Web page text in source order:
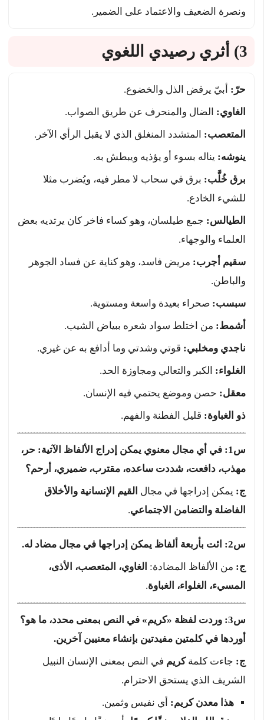
ونصرة الضعيف والاعتماد على الضمير.
3) أثري رصيدي اللغوي
حرّ: أبيّ يرفض الذل والخضوع.
الغاوي: الضال والمنحرف عن طريق الصواب.
المتعصب: المتشدد المنغلق الذي لا يقبل الرأي الآخر.
ينوشه: يناله بسوء أو يؤذيه ويبطش به.
برق خُلَّب: برق في سحاب لا مطر فيه، ويُضرب مثلا
للشيء الخادع.
الطيالس: جمع طيلسان، وهو كساء فاخر كان يرتديه بعض
العلماء والوجهاء.
سقيم أجرب: مريض فاسد، وهو كناية عن فساد الجوهر
والباطن.
سبسب: صحراء بعيدة واسعة ومستوية.
أشمط: من اختلط سواد شعره ببياض الشيب.
ناجدي ومخلبي: قوتي وشدتي وما أدافع به عن غيري.
الغلواء: الكبر والتعالي ومجاوزة الحد.
معقل: حصن وموضع يحتمي فيه الإنسان.
ذو الغباوة: قليل الفطنة والفهم.
س1: في أي مجال معنوي يمكن إدراج الألفاظ الآتية: حر،
مهذب، دافعت، شددت ساعده، مقترب، ضميري، أرحم؟
ج: يمكن إدراجها في مجال القيم الإنسانية والأخلاق
الفاضلة والتضامن الاجتماعي.
س2: ائت بأربعة ألفاظ يمكن إدراجها في مجال مضاد له.
ج: من الألفاظ المضادة: الغاوي، المتعصب، الأذى،
المسيء، الغلواء، الغباوة.
س3: وردت لفظة «كريم» في النص بمعنى محدد، ما هو؟
أوردها في كلمتين مفيدتين بإنشاء معنيين آخرين.
ج: جاءت كلمةكريم في النص بمعنى الإنسان النبيل
الشريف الذي يستحق الاحترام.
هذا معدن كريم: أي نفيس وثمين.